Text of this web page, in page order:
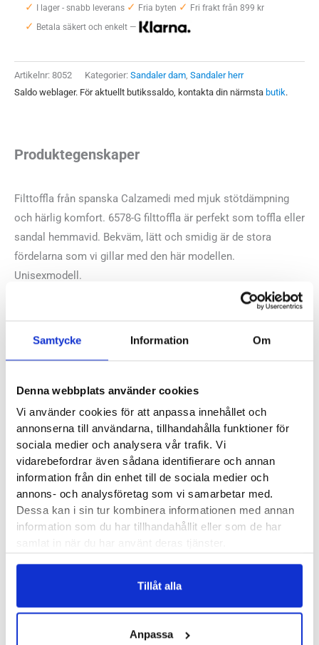
Samtycke Information Om
Denna webbplats använder cookies
Vi använder cookies för att anpassa innehållet och
annonserna till användarna, tillhandahålla funktioner för
sociala medier och analysera vår trafik. Vi
vidarebefordrar även sådana identifierare och annan
information från din enhet till de sociala medier och
annons- och analysföretag som vi samarbetar med.
Dessa kan i sin tur kombinera informationen med annan
information som du har tillhandahållit eller som de har
samlat in när du har använt deras tjänster.
Tillåt alla
Anpassa
Filttofflor
✓ I lager - snabb leverans ✓ Fria byten ✓ Fri frakt från 899 kr
✓ Betala säkert och enkelt —
Artikelnr: 8052 Kategorier: Sandaler dam Sandaler herr
Saldo weblager. För aktuellt butikssaldo, kontakta din närmsta butik.
Produktegenskaper
Filttoffla från spanska Calzamedi med mjuk stötdämpning
och härlig komfort. 6578-G filttoffla är perfekt som toffla eller
sandal hemmavid. Bekväm, lätt och smidig är de stora
fördelarna som vi gillar med den här modellen.
Unisexmodell.
Recensioner
Besökta produkter
Think! Camilla
1300kr
Oofos Oocloog Dam
850kr
Oofos Ooahh Sport